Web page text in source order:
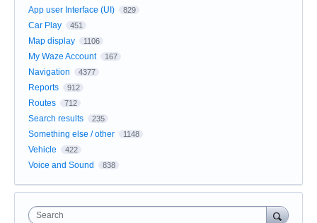
App user Interface (UI) 829
Car Play 451
Map display 1106
My Waze Account 167
Navigation 4377
Reports 912
Routes 712
Search results 235
Something else / other 1148
Vehicle 422
Voice and Sound 838
Search